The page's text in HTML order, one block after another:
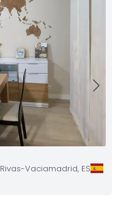
Rivas-Vaciamadrid, ES